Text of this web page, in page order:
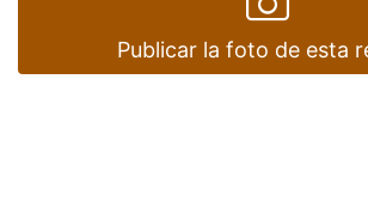
Publicar la foto de esta